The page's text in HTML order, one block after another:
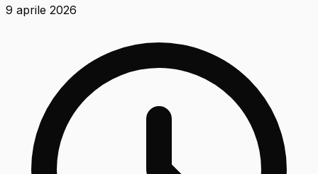
9 aprile 2026